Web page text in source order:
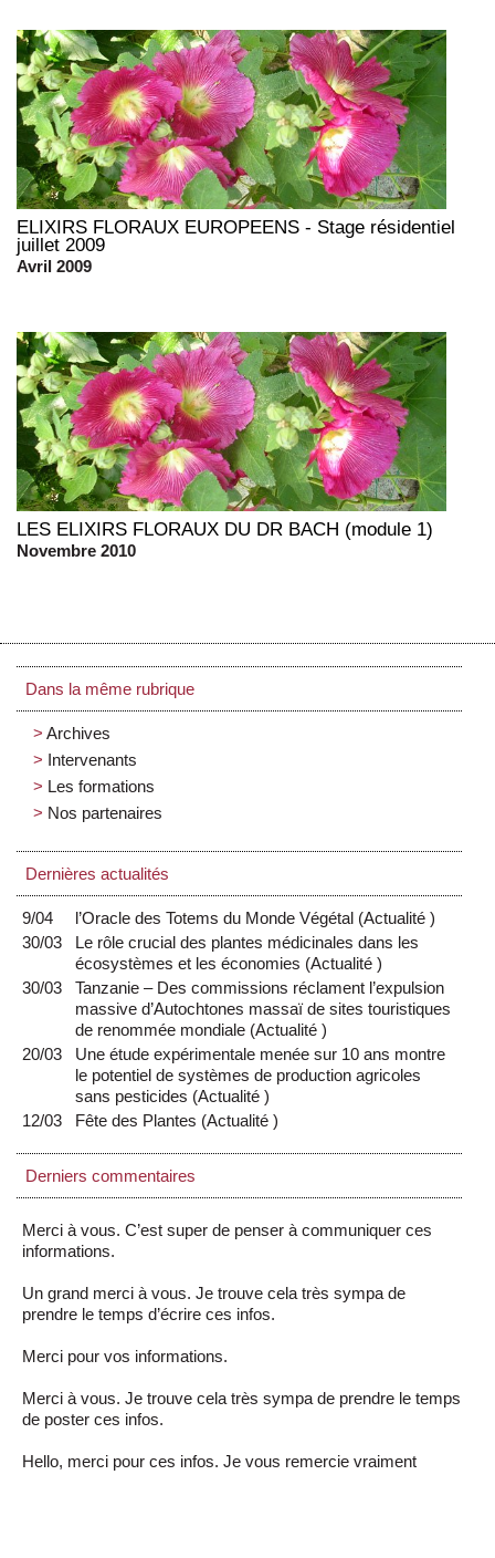
ELIXIRS FLORAUX EUROPEENS - Stage résidentiel
juillet 2009
Avril 2009
LES ELIXIRS FLORAUX DU DR BACH (module 1)
Novembre 2010
Dans la même rubrique
Archives
Intervenants
Les formations
Nos partenaires
Dernières actualités
9/04 l’Oracle des Totems du Monde Végétal (Actualité)
30/03
Le rôle crucial des plantes médicinales dans les
écosystèmes et les économies (Actualité)
30/03
Tanzanie – Des commissions réclament l’expulsion
massive d’Autochtones massaï de sites touristiques
de renommée mondiale (Actualité)
20/03
Une étude expérimentale menée sur 10 ans montre
le potentiel de systèmes de production agricoles
sans pesticides (Actualité)
12/03
Fête des Plantes (Actualité)
Derniers commentaires
Merci à vous. C’est super de penser à communiquer ces
informations.
Un grand merci à vous. Je trouve cela très sympa de
prendre le temps d’écrire ces infos.
Merci pour vos informations.
Merci à vous. Je trouve cela très sympa de prendre le temps
de poster ces infos.
Hello, merci pour ces infos. Je vous remercie vraiment